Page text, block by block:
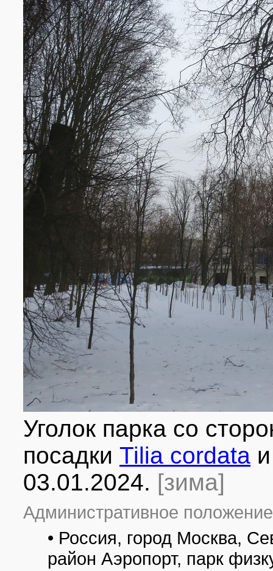
Уголок парка со
посадки Tilia cordata
03.01.2024. [зима]
Административное
• Россия, город Москва,
район Аэропорт, парк